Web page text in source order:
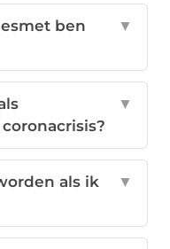
ben
▼
▼
als ik
▼